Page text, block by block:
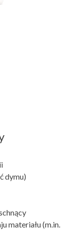
dymu)
materiału (m.in.